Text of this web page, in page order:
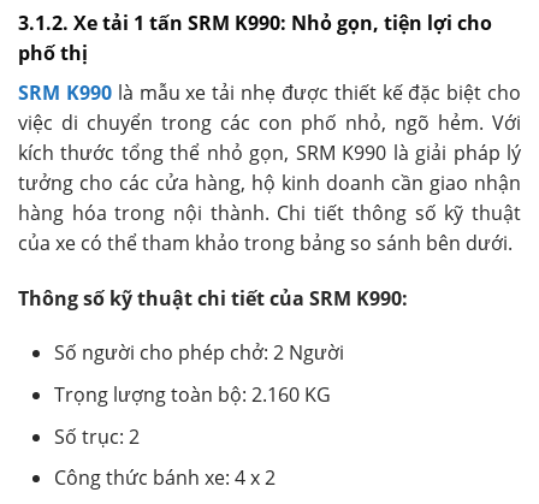
3.1.2. Xe tải 1 tấn SRM K990: Nhỏ gọn, tiện lợi cho
phố thị
SRM K990là mẫu xe tải nhẹ được thiết kế đặc biệt cho
việc di chuyển trong các con phố nhỏ, ngõ hẻm. Với
kích thước tổng thể nhỏ gọn, SRM K990 là giải pháp lý
tưởng cho các cửa hàng, hộ kinh doanh cần giao nhận
hàng hóa trong nội thành. Chi tiết thông số kỹ thuật
của xe có thể tham khảo trong bảng so sánh bên dưới.
Thông số kỹ thuật chi tiết của SRM K990:
Số người cho phép chở: 2 Người
Trọng lượng toàn bộ: 2.160 KG
Số trục: 2
Công thức bánh xe: 4 x 2